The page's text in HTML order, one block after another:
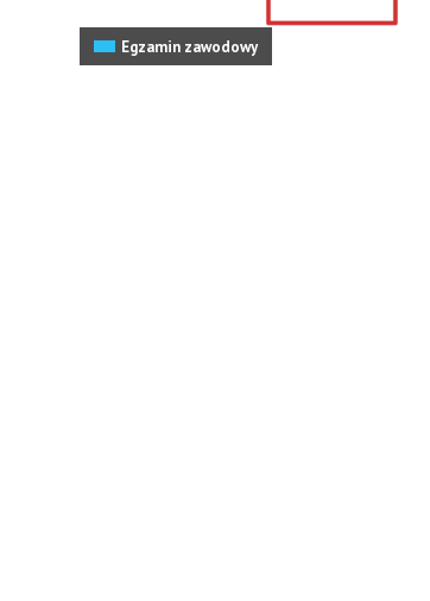
Egzamin zawodowy